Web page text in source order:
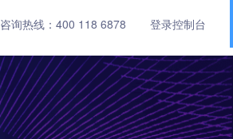
咨询热线： 400 118 6878 登录控制台